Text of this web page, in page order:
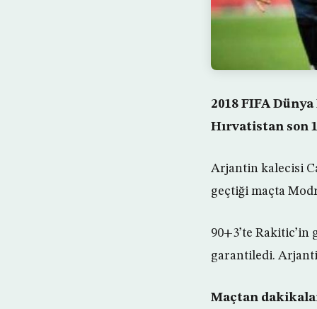
2018 FIFA
Hırvatistan son
Arjantin kalecisi
geçtiği maçta
90+3’te Rakitic’in
garantiledi.
Maçtan